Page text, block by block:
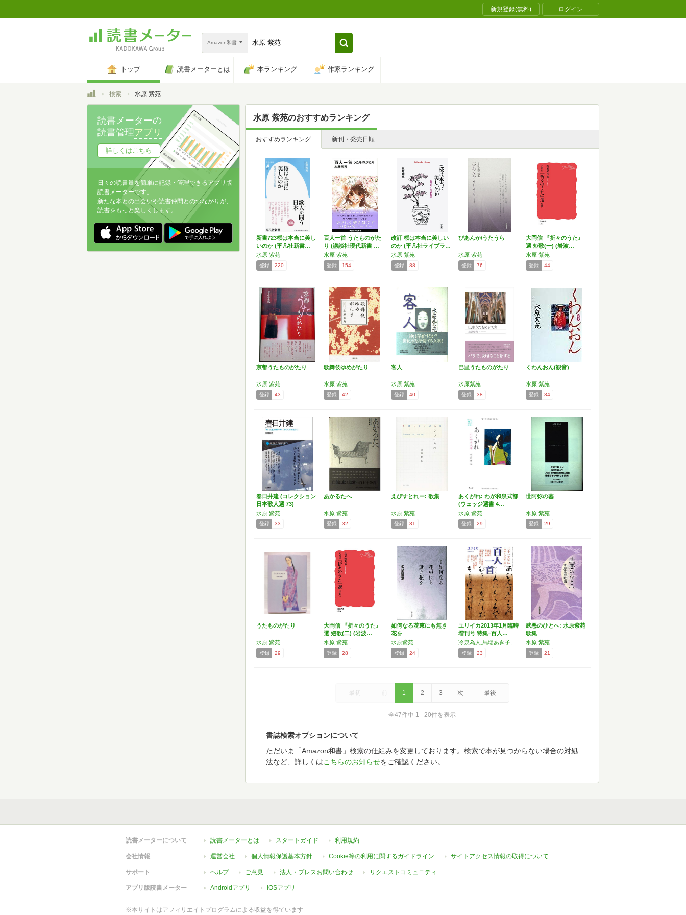
新規登録(無料) ログイン
Amazon和書
トップ 読書メーターとは 本ランキング 作家ランキング
トップ検索 水原 紫苑
水原 紫苑のおすすめランキング
おすすめランキング 新刊・発売日順
新書723桜は本当に美し
いのか (平凡社新書…
水原 紫苑
登録 220
百人一首 うたものがた
り (講談社現代新書 …
水原 紫苑
登録 154
改訂 桜は本当に美しい
のか (平凡社ライブラ…
水原 紫苑
登録 88
びあんか/うたうら
水原 紫苑
登録 76
大岡信 『折々のうた』
選 短歌(一) (岩波…
水原 紫苑
登録 44
京都うたものがたり
水原 紫苑
登録 43
歌舞伎ゆめがたり
水原 紫苑
登録 42
客人
水原 紫苑
登録 40
巴里うたものがたり
水原紫苑
登録 38
くわんおん(観音)
水原 紫苑
登録 34
春日井建 (コレクション
日本歌人選 73)
水原 紫苑
登録 33
あかるたへ
水原 紫苑
登録 32
えぴすとれー: 歌集
水原 紫苑
登録 31
あくがれ: わが和泉式部
(ウェッジ選書 4…
水原 紫苑
登録 29
世阿弥の墓
水原 紫苑
登録 29
うたものがたり
水原 紫苑
登録 29
大岡信 『折々のうた』
選 短歌(二) (岩波…
水原 紫苑
登録 28
如何なる花束にも無き
花を
水原紫苑
登録 24
ユリイカ2013年1月臨時
増刊号 特集=百人…
登録 23
武悪のひとへ: 水原紫苑
歌集
水原 紫苑
登録 21
最初 前 1 2 3 次 最後
全47件中 1 - 20件を表示
書誌検索オプションについて
ただいま「Amazon和書」検索の仕組みを変更しております。検索で本が見つからない場合の対処
法など、詳しくはこちらのお知らせをご確認ください。
読書メーターの
読書管理アプリ
詳しくはこちら
日々の読書量を簡単に記録・管理できるアプリ版
読書メーターです。
新たな本との出会いや読書仲間とのつながりが、
読書をもっと楽しくします。
読書メーターについて 読書メーターとは スタートガイド 利用規約
会社情報 運営会社 個人情報保護基本方針 Cookie等の利用に関するガイドライン サイトアクセス情報の取得について
サポート ヘルプ ご意見 法人・プレスお問い合わせ リクエストコミュニティ
アプリ版読書メーター Androidアプリ iOSアプリ
※本サイトはアフィリエイトプログラムによる収益を得ています